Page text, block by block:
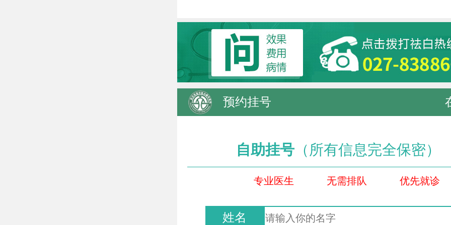
预约挂号
自助挂号 （所有信息完全保密）
专业医生 无需排队 优先就诊
姓名